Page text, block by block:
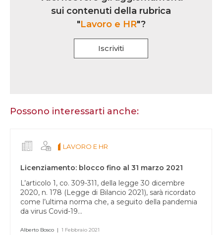
sui contenuti della rubrica
"Lavoro e HR"?
Iscriviti
essere
questo
campo
Possono interessarti anche:
LAVORO E HR
Licenziamento: blocco fino al 31 marzo 2021
L’articolo 1, co. 309-311, della legge 30 dicembre
2020, n. 178 (Legge di Bilancio 2021), sarà ricordato
come l’ultima norma che, a seguito della pandemia
da virus Covid-19...
Alberto Bosco | 1 Febbraio 2021